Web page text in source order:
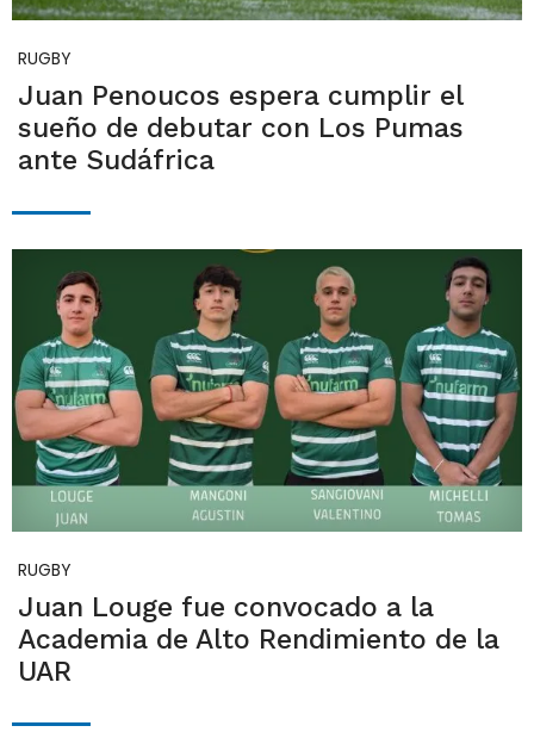
RUGBY
Juan Penoucos espera cumplir el
sueño de debutar con Los Pumas
ante Sudáfrica
RUGBY
Juan Louge fue convocado a la
Academia de Alto Rendimiento de la
UAR